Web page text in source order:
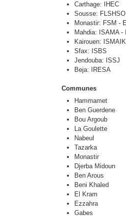
Carthage: IHEC
Sousse:
Monastir: FSM -
Mahdia: ISAMA -
Kairouen: ISMAIK
Sfax: ISBS
Jendouba: ISSJ
Beja: IRESA
Communes
Hammamet
Ben Guerdene
Bou Argoub
La Goulette
Nabeul
Tazarka
Monastir
Djerba Midoun
Ben Arous
Beni Khaled
El Kram
Ezzahra
Gabes